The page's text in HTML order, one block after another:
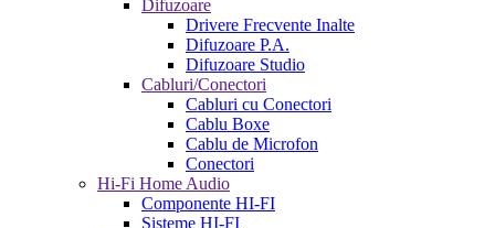
Difuzoare
Drivere Frecvente Inalte
Difuzoare P.A.
Difuzoare Studio
Cabluri/Conectori
Cabluri cu Conectori
Cablu Boxe
Cablu de Microfon
Conectori
Hi-Fi Home Audio
Componente HI-FI
Sisteme HI-FI